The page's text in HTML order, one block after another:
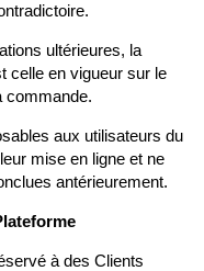
ultérieures, la
celle en vigueur sur le
commande.
aux utilisateurs du
mise en ligne et ne
antérieurement.
à des Clients